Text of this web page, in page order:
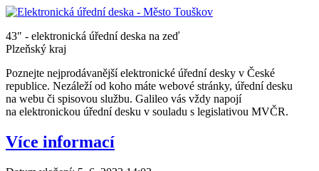
43" - elektronická úřední deska na zeď
Plzeňský kraj
Poznejte nejprodávanější elektronické úřední desky v České
republice. Nezáleží od koho máte webové stránky, úřední desku
na webu či spisovou službu. Galileo vás vždy napojí
na elektronickou úřední desku v souladu s legislativou MVČR.
Více informací